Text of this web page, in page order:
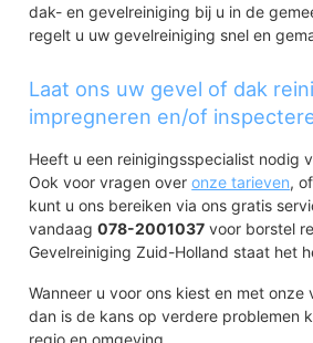
dak- en gevelreiniging bij u in de
regelt u uw gevelreiniging snel en
Laat ons uw gevel of dak
impregneren en/of
Heeft u een reinigingsspecialist nodig
Ook voor vragen overonze tarieven,
kunt u ons bereiken via ons gratis
vandaag078-2001037 voor borstel
Gevelreiniging Zuid-Holland staat het
Wanneer u voor ons kiest en met onze
dan is de kans op verdere problemen
regio en omgeving.